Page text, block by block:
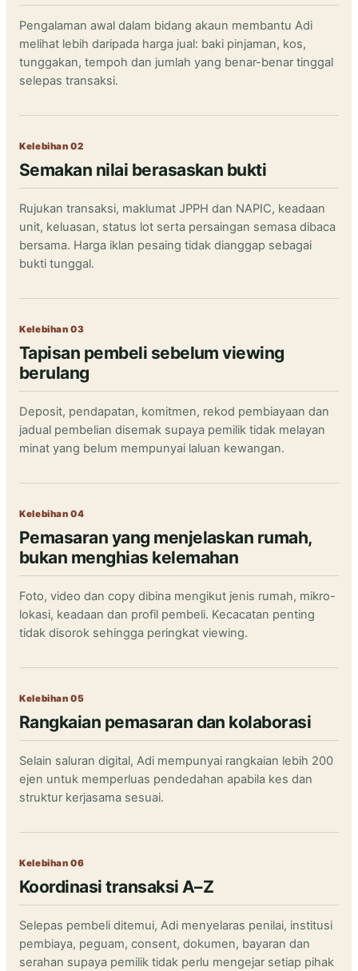
Pengalaman awal dalam bidang akaun membantu Adi
melihat lebih daripada harga jual: baki pinjaman, kos,
tunggakan, tempoh dan jumlah yang benar-benar tinggal
selepas transaksi.
Kelebihan 02
Semakan nilai berasaskan bukti
Rujukan transaksi, maklumat JPPH dan NAPIC, keadaan
unit, keluasan, status lot serta persaingan semasa dibaca
bersama. Harga iklan pesaing tidak dianggap sebagai
bukti tunggal.
Kelebihan 03
Tapisan pembeli sebelum viewing
berulang
Deposit, pendapatan, komitmen, rekod pembiayaan dan
jadual pembelian disemak supaya pemilik tidak melayan
minat yang belum mempunyai laluan kewangan.
Kelebihan 04
Pemasaran yang menjelaskan rumah,
bukan menghias kelemahan
Foto, video dan copy dibina mengikut jenis rumah, mikro-
lokasi, keadaan dan profil pembeli. Kecacatan penting
tidak disorok sehingga peringkat viewing.
Kelebihan 05
Rangkaian pemasaran dan kolaborasi
Selain saluran digital, Adi mempunyai rangkaian lebih 200
ejen untuk memperluas pendedahan apabila kes dan
struktur kerjasama sesuai.
Kelebihan 06
Koordinasi transaksi A–Z
Selepas pembeli ditemui, Adi menyelaras penilai, institusi
pembiaya, peguam, consent, dokumen, bayaran dan
serahan supaya pemilik tidak perlu mengejar setiap pihak